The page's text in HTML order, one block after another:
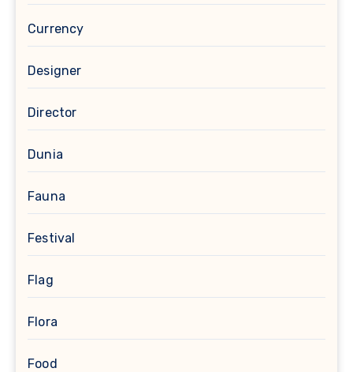
Currency
Designer
Director
Dunia
Fauna
Festival
Flag
Flora
Food